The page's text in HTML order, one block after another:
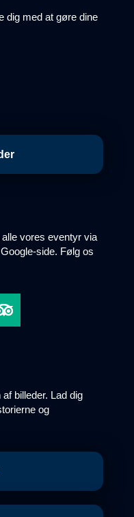
dig med at gøre dine
vores eventyr via
side. Følg os
billeder. Lad dig
og